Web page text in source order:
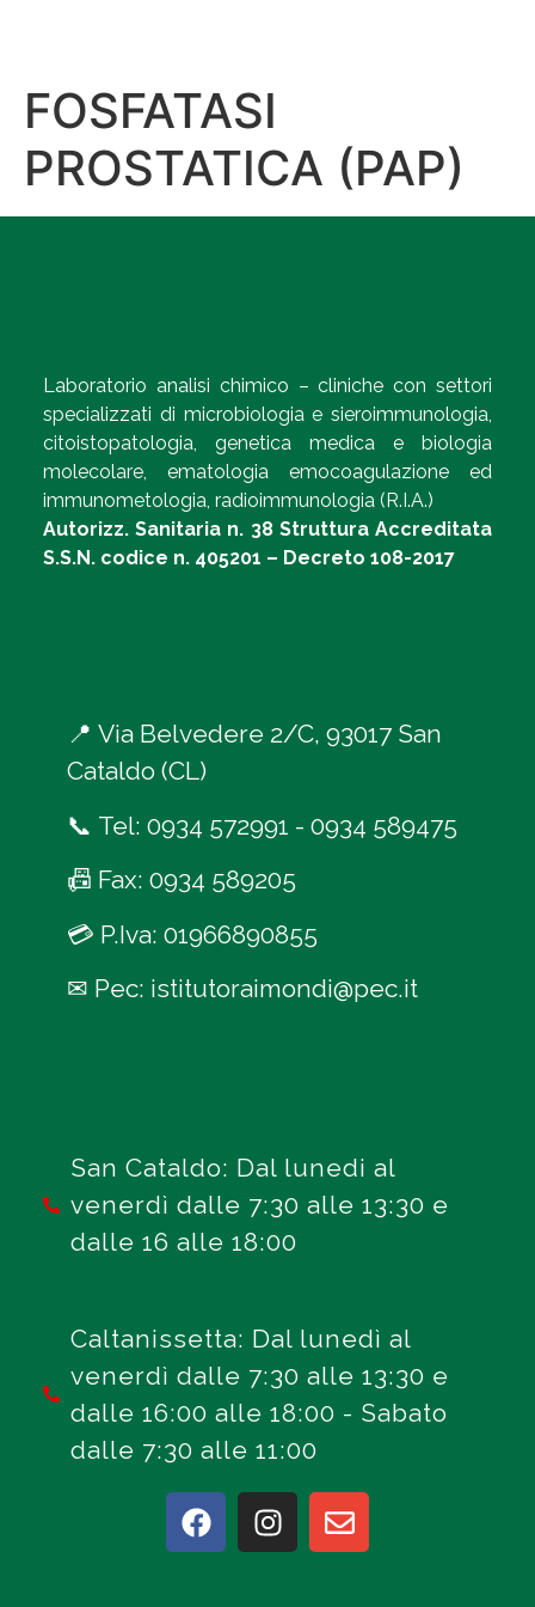
FOSFATASI
PROSTATICA (PAP)
Laboratorio analisi chimico – cliniche con settori
specializzati di microbiologia e sieroimmunologia,
citoistopatologia, genetica medica e biologia
molecolare, ematologia emocoagulazione ed
immunometologia, radioimmunologia (R.I.A.)
Autorizz. Sanitaria n. 38 Struttura Accreditata
S.S.N. codice n. 405201 – Decreto 108-2017
📍 Via Belvedere 2/C, 93017 San
Cataldo (CL)
📞 Tel: 0934 572991 - 0934 589475
📠 Fax: 0934 589205
💳 P.Iva: 01966890855
✉ Pec: istitutoraimondi@pec.it
San Cataldo: Dal lunedi al
venerdì dalle 7:30 alle 13:30 e
dalle 16 alle 18:00
Caltanissetta: Dal lunedì al
venerdì dalle 7:30 alle 13:30 e
dalle 16:00 alle 18:00 - Sabato
dalle 7:30 alle 11:00